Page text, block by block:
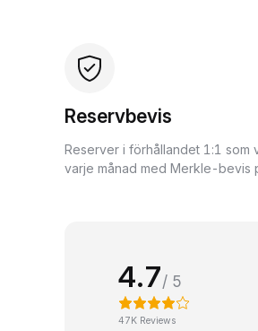
Reservbevis
Reserver i förhållandet 1:1 som
varje månad med Merkle-bevis
4.7/ 5
47K Reviews